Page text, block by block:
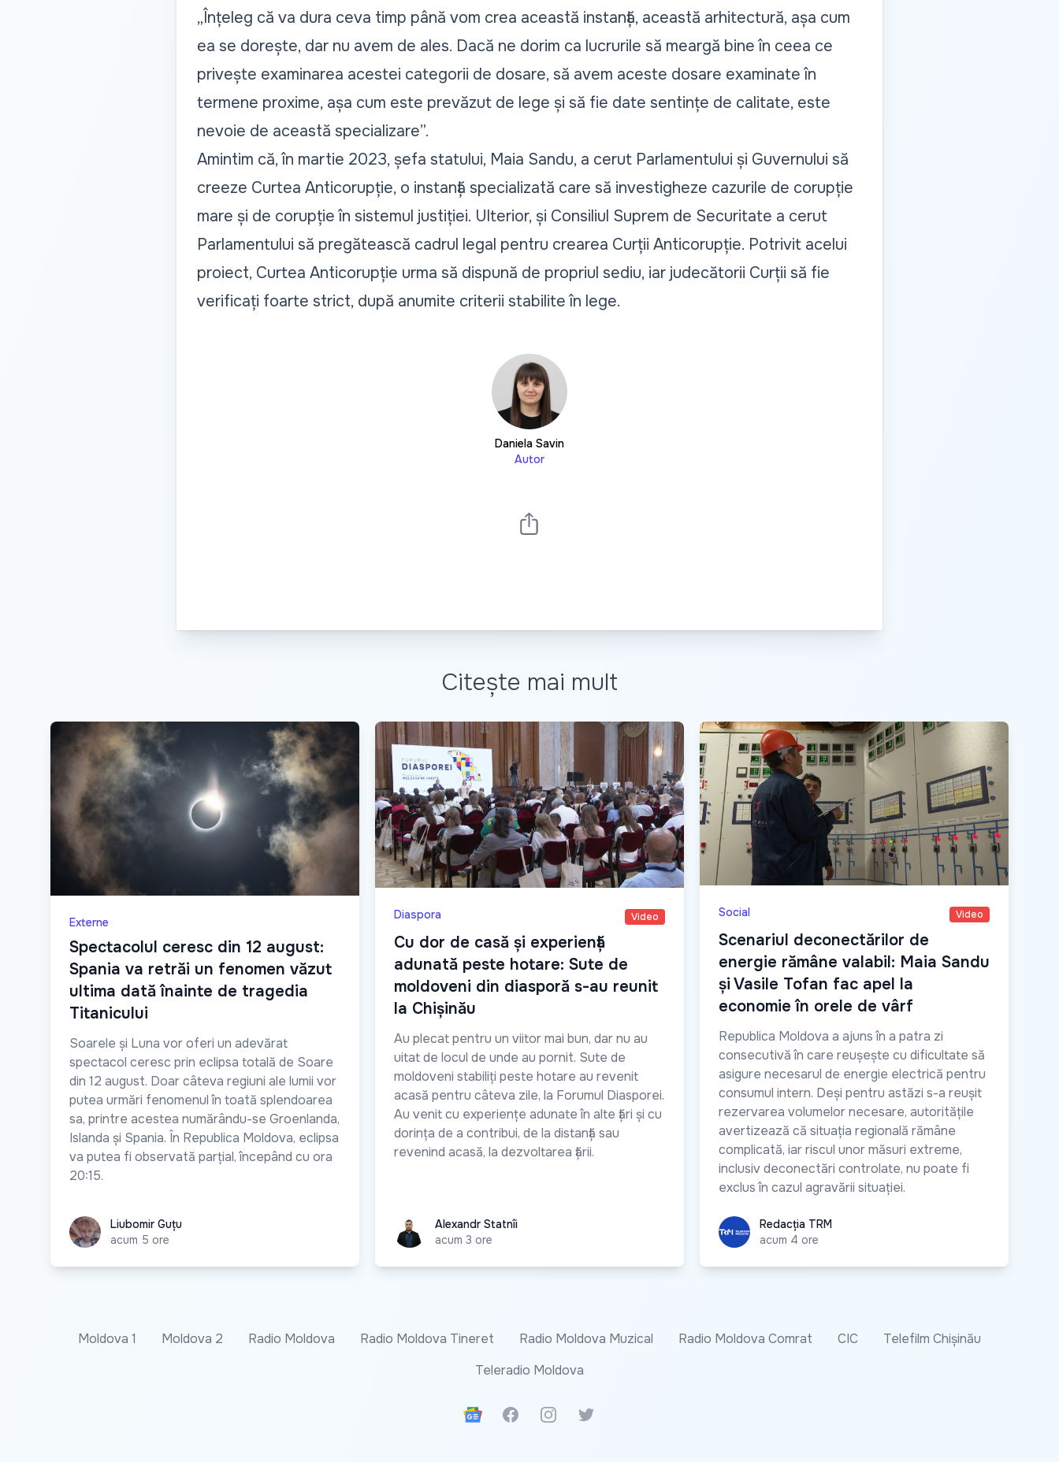
„Înțeleg că va dura ceva timp până vom crea această instanță, această arhitectură, așa cum
ea se dorește, dar nu avem de ales. Dacă ne dorim ca lucrurile să meargă bine în ceea ce
privește examinarea acestei categorii de dosare, să avem aceste dosare examinate în
termene proxime, așa cum este prevăzut de lege și să fie date sentințe de calitate, este
nevoie de această specializare”.
Amintim că, în martie 2023, șefa statului, Maia Sandu, a cerut Parlamentului și Guvernului să
creeze Curtea Anticorupție, o instanță specializată care să investigheze cazurile de corupție
mare și de corupție în sistemul justiției. Ulterior, și Consiliul Suprem de Securitate a cerut
Parlamentului să pregătească cadrul legal pentru crearea Curții Anticorupție. Potrivit acelui
proiect, Curtea Anticorupție urma să dispună de propriul sediu, iar judecătorii Curții să fie
verificați foarte strict, după anumite criterii stabilite în lege.
Daniela Savin
Autor
Citește mai mult
Externe
Spectacolul ceresc din 12 august:
Spania va retrăi un fenomen văzut
ultima dată înainte de tragedia
Titanicului
Soarele și Luna vor oferi un adevărat
spectacol ceresc prin eclipsa totală de Soare
din 12 august. Doar câteva regiuni ale lumii vor
putea urmări fenomenul în toată splendoarea
sa, printre acestea numărându-se Groenlanda,
Islanda și Spania. În Republica Moldova, eclipsa
va putea fi observată parțial, începând cu ora
20:15.
Liubomir Guțu
Liubomir Guțu
acum 5 ore
Diaspora Video
Cu dor de casă și experiență
adunată peste hotare: Sute de
moldoveni din diasporă s-au reunit
la Chișinău
Au plecat pentru un viitor mai bun, dar nu au
uitat de locul de unde au pornit. Sute de
moldoveni stabiliți peste hotare au revenit
acasă pentru câteva zile, la Forumul Diasporei.
Au venit cu experiențe adunate în alte țări și cu
dorința de a contribui, de la distanță sau
revenind acasă, la dezvoltarea țării.
Alexandr Statnîi
Alexandr Statnîi
acum 3 ore
Social Video
Scenariul deconectărilor de
energie rămâne valabil: Maia Sandu
și Vasile Tofan fac apel la
economie în orele de vârf
Republica Moldova a ajuns în a patra zi
consecutivă în care reușește cu dificultate să
asigure necesarul de energie electrică pentru
consumul intern. Deși pentru astăzi s-a reușit
rezervarea volumelor necesare, autoritățile
avertizează că situația regională rămâne
complicată, iar riscul unor măsuri extreme,
inclusiv deconectări controlate, nu poate fi
exclus în cazul agravării situației.
Redacția TRM
Redacția TRM
acum 4 ore
Moldova 1 Moldova 2 Radio Moldova Radio Moldova Tineret Radio Moldova Muzical Radio Moldova Comrat CIC
Telefilm Chișinău
Teleradio Moldova
Google News
FacebookInstagramTwitter